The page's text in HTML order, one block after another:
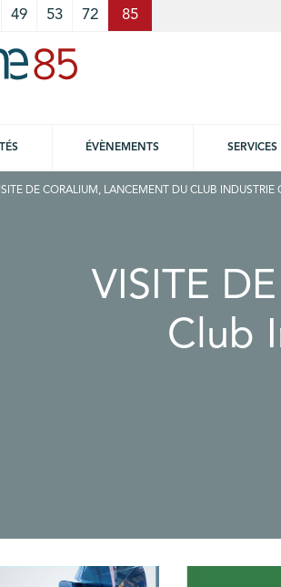
49 53 72 85
ÉVÈNEMENTS SERVICES
DE CORALIUM, LANCEMENT DU CLUB INDUSTRIE
VISITE
Club